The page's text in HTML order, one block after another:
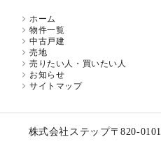
ホーム
物件一覧
中古戸建
売地
売りたい人・買いたい人
お知らせ
サイトマップ
株式会社ステップ〒820-0101